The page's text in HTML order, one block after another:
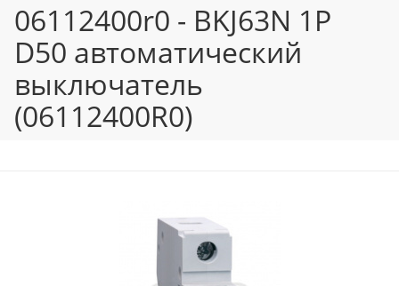
06112400r0 - BKJ63N 1P
D50 автоматический
выключатель
(06112400R0)